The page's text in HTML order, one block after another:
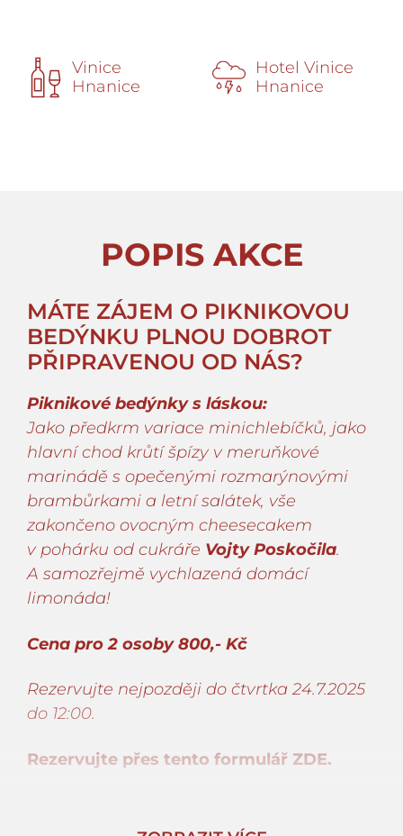
Vinice
Hnanice
Hotel Vinice
Hnanice
POPIS AKCE
MÁTE ZÁJEM O PIKNIKOVOU
BEDÝNKU PLNOU DOBROT
PŘIPRAVENOU OD NÁS?
Piknikové bedýnky s láskou:
Jako předkrm variace minichlebíčků, jako
hlavní chod krůtí špízy v meruňkové
marinádě s opečenými rozmarýnovými
brambůrkami a letní salátek, vše
zakončeno ovocným cheesecakem
v pohárku od cukráře Vojty Poskočila.
A samozřejmě vychlazená domácí
limonáda!
Cena pro 2 osoby 800,- Kč
Rezervujte nejpozději do čtvrtka 24.7.2025
do 12:00.
Rezervujte přes tento formulář ZDE.